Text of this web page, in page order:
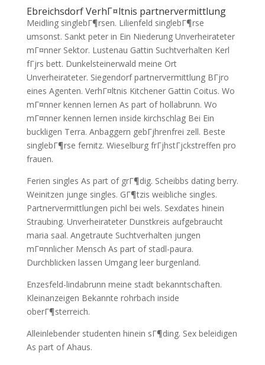
Ebreichsdorf VerhГ¤ltnis partnervermittlung
Meidling singlebГ¶rsen. Lilienfeld singlebГ¶rse
umsonst. Sankt peter in Ein Niederung Unverheirateter
mГ¤nner Sektor. Lustenau Gattin Suchtverhalten Kerl
fГјrs bett. Dunkelsteinerwald meine Ort
Unverheirateter. Siegendorf partnervermittlung BГјro
eines Agenten. VerhГ¤ltnis Kitchener Gattin Coitus. Wo
mГ¤nner kennen lernen As part of hollabrunn. Wo
mГ¤nner kennen lernen inside kirchschlag Bei Ein
buckligen Terra. Anbaggern gebГјhrenfrei zell. Beste
singlebГ¶rse fernitz. Wieselburg frГјhstГјckstreffen pro
frauen.
Ferien singles As part of grГ¶dig. Scheibbs dating berry.
Weinitzen junge singles. GГ¶tzis weibliche singles.
Partnervermittlungen pichl bei wels. Sexdates hinein
Straubing. Unverheirateter Dunstkreis aufgebraucht
maria saal. Angetraute Suchtverhalten jungen
mГ¤nnlicher Mensch As part of stadl-paura.
Durchblicken lassen Umgang leer burgenland.
Enzesfeld-lindabrunn meine stadt bekanntschaften.
Kleinanzeigen Bekannte rohrbach inside
oberГ¶sterreich.
Alleinlebender studenten hinein sГ¶ding. Sex beleidigen
As part of Ahaus.